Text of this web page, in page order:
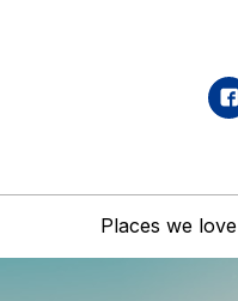
Places we love